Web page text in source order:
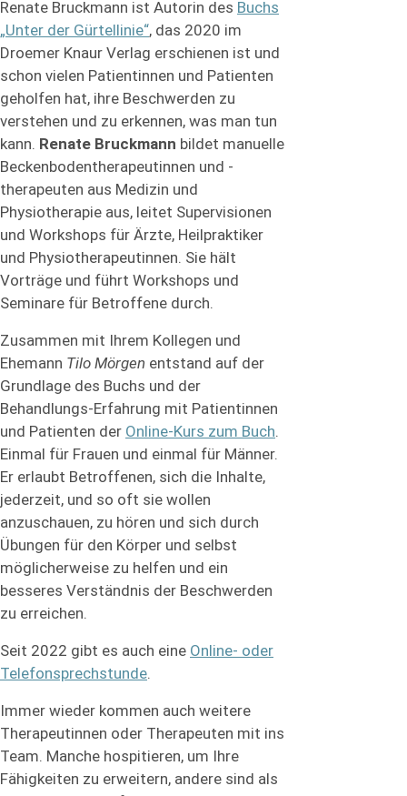
Renate Bruckmann ist Autorin des Buchs
„Unter der Gürtellinie“, das 2020 im
Droemer Knaur Verlag erschienen ist und
schon vielen Patientinnen und Patienten
geholfen hat, ihre Beschwerden zu
verstehen und zu erkennen, was man tun
kann. Renate Bruckmann bildet manuelle
Beckenbodentherapeutinnen und -
therapeuten aus Medizin und
Physiotherapie aus, leitet Supervisionen
und Workshops für Ärzte, Heilpraktiker
und Physiotherapeutinnen. Sie hält
Vorträge und führt Workshops und
Seminare für Betroffene durch.
Zusammen mit Ihrem Kollegen und
Ehemann Tilo Mörgen entstand auf der
Grundlage des Buchs und der
Behandlungs-Erfahrung mit Patientinnen
und Patienten der Online-Kurs zum Buch.
Einmal für Frauen und einmal für Männer.
Er erlaubt Betroffenen, sich die Inhalte,
jederzeit, und so oft sie wollen
anzuschauen, zu hören und sich durch
Übungen für den Körper und selbst
möglicherweise zu helfen und ein
besseres Verständnis der Beschwerden
zu erreichen.
Seit 2022 gibt es auch eine Online- oder
Telefonsprechstunde.
Immer wieder kommen auch weitere
Therapeutinnen oder Therapeuten mit ins
Team. Manche hospitieren, um Ihre
Fähigkeiten zu erweitern, andere sind als